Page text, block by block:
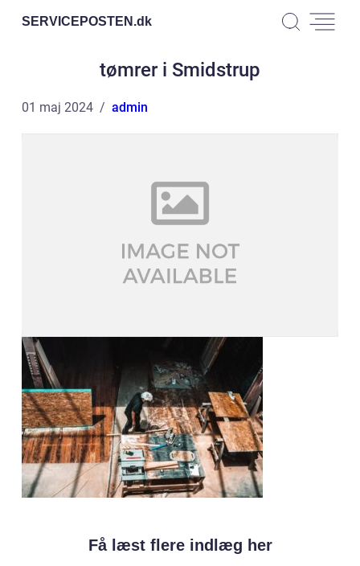
SERVICEPOSTEN.dk
tømrer i Smidstrup
01 maj 2024 admin
Få læst flere indlæg her